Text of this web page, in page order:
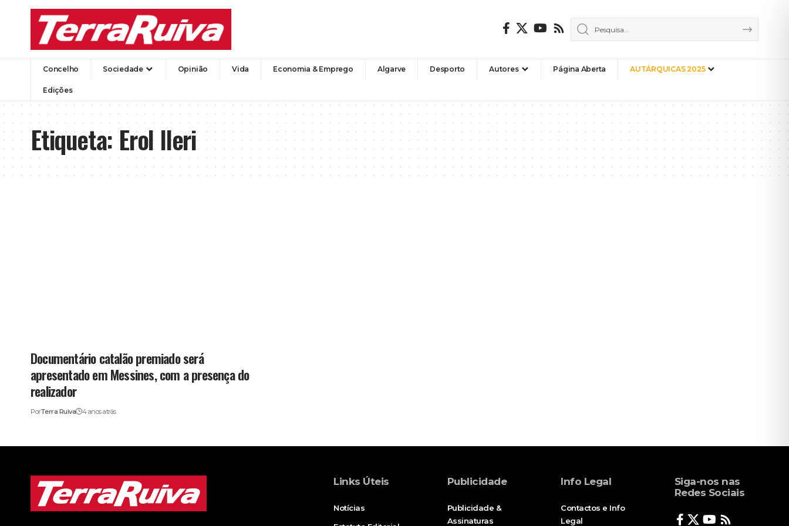
Concelho Sociedade Opinião Vida Economia & Emprego Algarve Desporto Autores Página Aberta AUTÁRQUICAS 2025
Edições
Etiqueta:Erol Ileri
Documentário catalão premiado será
apresentado em Messines, com a presença do
realizador
PorTerra Ruiva 4 anos atrás
Links Úteis
Notícias
Publicidade
Publicidade &
Assinaturas
Info Legal
Contactos e Info
Legal
Siga-nos nas
Redes Sociais